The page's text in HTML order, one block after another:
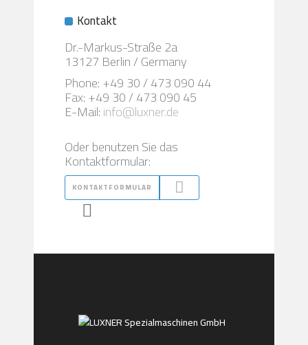
Kontakt
Dr.-Markus-Straße 2a
13127 Berlin / Germany
Phone: +49 30 / 473 090 44
Fax: +49 30 / 473 090 45
E-Mail:info@luxner.de
Oder benutzen Sie das
Kontaktformular:
KONTAKTFORMULAR